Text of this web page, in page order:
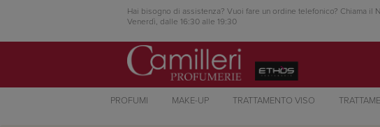
Hai bisogno di assistenza? Vuoi fare un ordine telefonico? Chiama il
Venerdì, dalle 16:30 alle 19:30
PROFUMI MAKE-UP TRATTAMENTO VISO